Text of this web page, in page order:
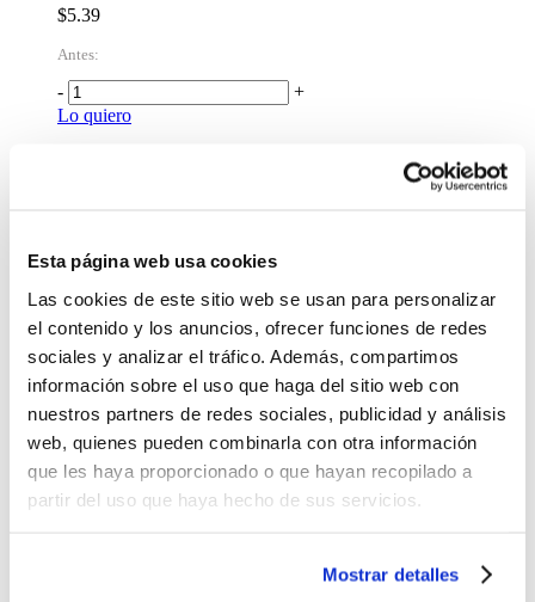
Esta página web usa cookies
Las cookies de este sitio web se usan para personalizar
el contenido y los anuncios, ofrecer funciones de redes
sociales y analizar el tráfico. Además, compartimos
información sobre el uso que haga del sitio web con
nuestros partners de redes sociales, publicidad y análisis
web, quienes pueden combinarla con otra información
que les haya proporcionado o que hayan recopilado a
partir del uso que haya hecho de sus servicios.
Mostrar detalles
$5.39
Antes:
-
+
Lo quiero
Set 4 Pcs Plantillas en Capas Sizzix Bordes
$15.00
Antes:
-
+
Lo quiero
Set 4 Pcs Plantillas en Capas Sizzix Flowers
$15.00